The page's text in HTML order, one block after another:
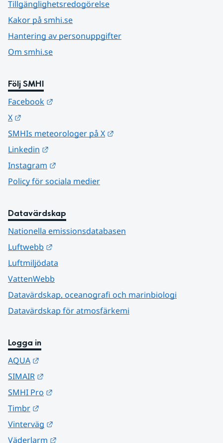
Tillgänglighetsredogörelse
Kakor på smhi.se
Hantering av personuppgifter
Om smhi.se
Följ SMHI
Facebook
X
SMHIs meteorologer på X
Linkedin
Instagram
Policy för sociala medier
Datavärdskap
Nationella emissionsdatabasen
Luftwebb
Luftmiljödata
VattenWebb
Datavärdskap, oceanografi och marinbiologi
Datavärdskap för atmosfärkemi
Logga in
AQUA
SIMAIR
SMHI Pro
Timbr
Vinterväg
Väderlarm